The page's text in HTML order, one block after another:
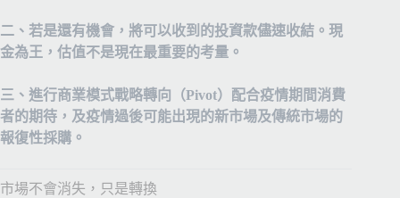
二、若是還有機會，將可以收到的投資款儘速收結。現
金為王，估值不是現在最重要的考量。
三、進行商業模式戰略轉向（Pivot）配合疫情期間消費
者的期待，及疫情過後可能出現的新市場及傳統市場的
報復性採購。
市場不會消失，只是轉換